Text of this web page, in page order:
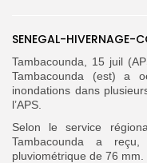
Search
FR
SENEGAL-HIVERNAGE-
Tambacounda, 15 juil
Tambacounda (est) a
inondations dans
l’APS.
Selon le service
Tambacounda a
pluviométrique de 76 mm.